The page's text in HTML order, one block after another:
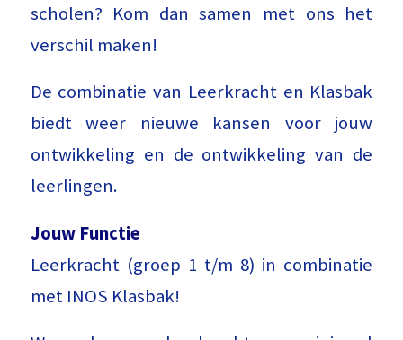
scholen? Kom dan samen met ons het
verschil maken!
De combinatie van Leerkracht en Klasbak
biedt weer nieuwe kansen voor jouw
ontwikkeling en de ontwikkeling van de
leerlingen.
Jouw Functie
Leerkracht (groep 1 t/m 8) in combinatie
met INOS Klasbak!